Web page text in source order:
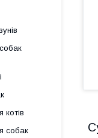
котів
собак